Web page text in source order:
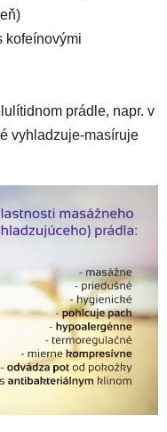
kofeínovými
prádle, napr. v
vyhladzuje-masíruje